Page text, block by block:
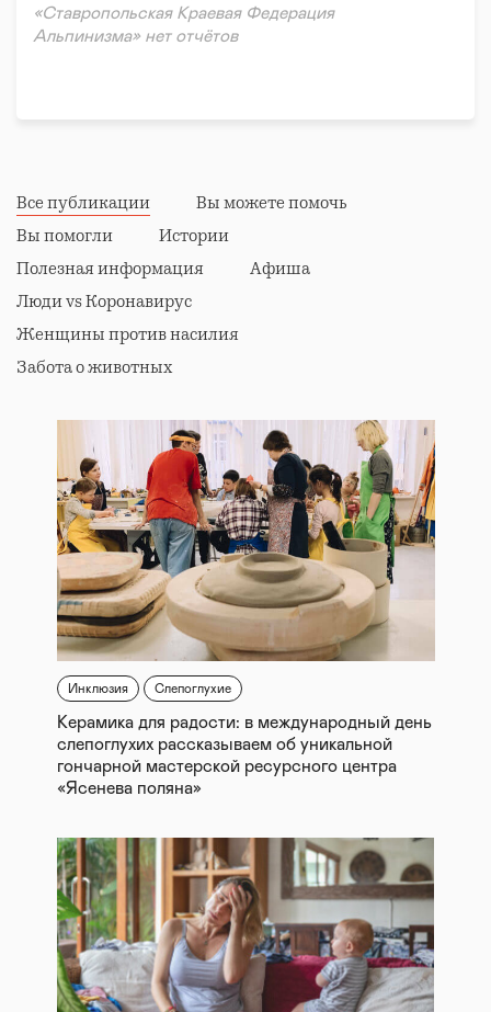
«Ставропольская Краевая Федерация
Альпинизма» нет отчётов
Все публикации
Вы можете помочь
Вы помогли
Истории
Полезная информация
Афиша
Люди vs Коронавирус
Женщины против насилия
Забота о животных
Инклюзия Слепоглухие
Керамика для радости: в международный день
слепоглухих рассказываем об уникальной
гончарной мастерской ресурсного центра
«Ясенева поляна»